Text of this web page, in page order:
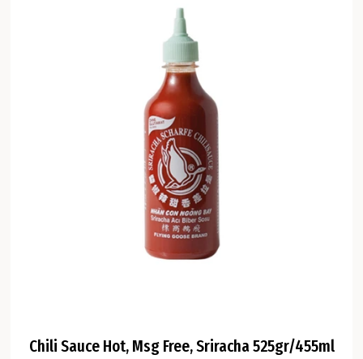
Chili Sauce Hot, Msg Free, Sriracha 525gr/455ml